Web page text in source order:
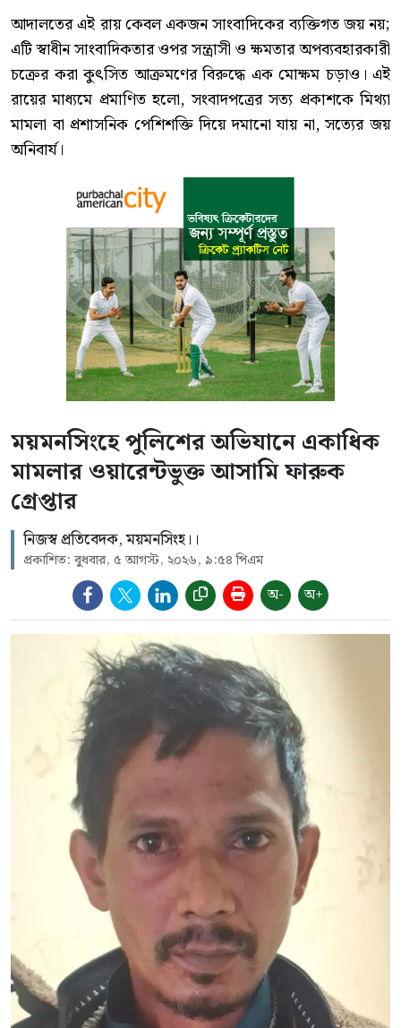
আদালতের এই রায় কেবল একজন সাংবাদিকের ব্যক্তিগত জয় নয়;
এটি স্বাধীন সাংবাদিকতার ওপর সন্ত্রাসী ও ক্ষমতার অপব্যবহারকারী
চক্রের করা কুৎসিত আক্রমণের বিরুদ্ধে এক মোক্ষম চড়াও। এই
রায়ের মাধ্যমে প্রমাণিত হলো, সংবাদপত্রের সত্য প্রকাশকে মিথ্যা
মামলা বা প্রশাসনিক পেশিশক্তি দিয়ে দমানো যায় না, সত্যের জয়
অনিবার্য।
ময়মনসিংহে পুলিশের অভিযানে একাধিক
মামলার ওয়ারেন্টভুক্ত আসামি ফারুক
গ্রেপ্তার
নিজস্ব প্রতিবেদক, ময়মনসিংহ।।
প্রকাশিত: বুধবার, ৫ আগস্ট, ২০২৬, ৯:৫৪ পিএম
অ- অ+